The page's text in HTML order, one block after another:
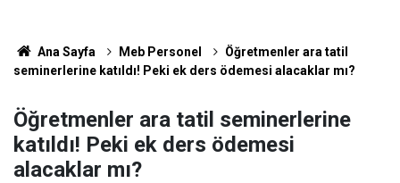
Ana Sayfa Meb Personel
Öğretmenler ara tatil
seminerlerine katıldı! Peki ek ders ödemesi alacaklar mı?
Öğretmenler ara tatil seminerlerine
katıldı! Peki ek ders ödemesi
alacaklar mı?